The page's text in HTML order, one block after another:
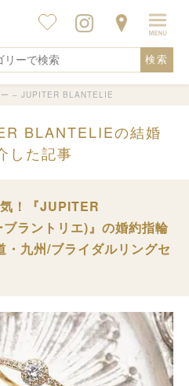
検索
ー – JUPITER BLANTELIE
BLANTELIEの結婚
した記事
！『JUPITER
ラントリエ)』の婚約指輪
・九州/ブライダルリングセ